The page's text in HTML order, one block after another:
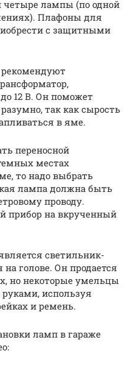
лампы (по одной
Плафоны для
с защитными
12 В. Он поможет
так как сырость
в яме.
переносной
местах
то надо выбрать
лампа должна быть
проводу.
прибор на вкрученный
светильник-
голове. Он продается
но некоторые умельцы
используя
и ремень.
ламп в гараже